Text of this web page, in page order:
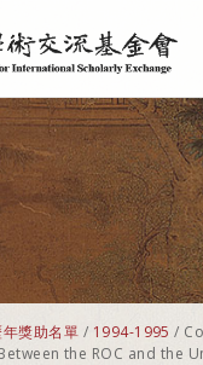
年獎助名單 / 1994-1995 /
the ROC and the